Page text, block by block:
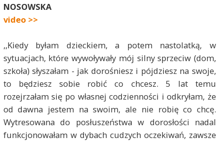
NOSOWSKA
video >>
,,Kiedy byłam dzieckiem, a potem nastolatką, w
sytuacjach, które wywoływały mój silny sprzeciw (dom,
szkoła) słyszałam - jak dorośniesz i pójdziesz na swoje,
to będziesz sobie robić co chcesz. 5 lat temu
rozejrzałam się po własnej codzienności i odkryłam, że
od dawna jestem na swoim, ale nie robię co chcę.
Wytresowana do posłuszeństwa w dorosłości nadal
funkcjonowałam w dybach cudzych oczekiwań, zawsze